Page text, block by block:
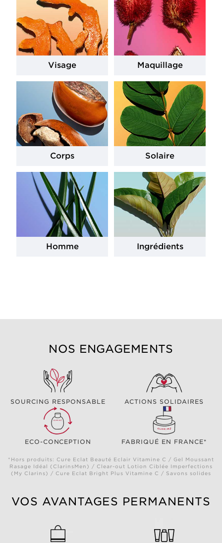
Visage Maquillage
Corps Solaire
Homme Ingrédients
NOS ENGAGEMENTS
SOURCING RESPONSABLE ACTIONS SOLIDAIRES
ECO-CONCEPTION FABRIQUÉ EN FRANCE*
*Hors produits: Cure Eclat Beauté Eclair Vitamine C / Gel Moussant
Rasage Idéal (ClarinsMen) / Clear-out Lotion Ciblée Imperfections
(My Clarins) / Cure Eclat Bright Plus Vitamine C / Savons solides
VOS AVANTAGES PERMANENTS